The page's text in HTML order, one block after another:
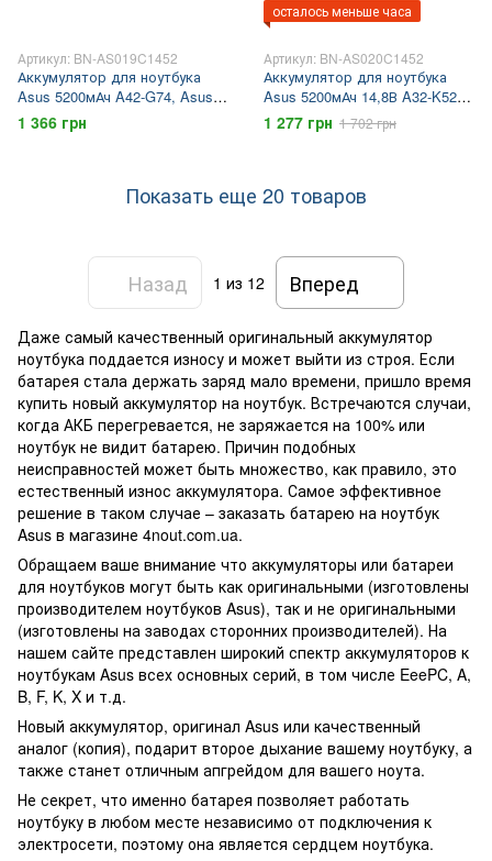
Артикул: BN-AS019C1452
Аккумулятор для ноутбука
Asus 5200мАч A42-G74, Asus
G74
1 366 грн
осталось меньше часа
Артикул: BN-AS020C1452
Аккумулятор для ноутбука
Asus 5200мАч 14,8В A32-K52,
A41-K52, A32-N82, Asus K42,
Asus K52, Asus X52
1 277 грн 1 702 грн
Показать еще 20 товаров
Назад 1 из 12 Вперед
Даже самый качественный оригинальный аккумулятор
ноутбука поддается износу и может выйти из строя. Если
батарея стала держать заряд мало времени, пришло время
купить новый аккумулятор на ноутбук. Встречаются случаи,
когда АКБ перегревается, не заряжается на 100% или
ноутбук не видит батарею. Причин подобных
неисправностей может быть множество, как правило, это
естественный износ аккумулятора. Самое эффективное
решение в таком случае – заказать батарею на ноутбук
Asus в магазине 4nout.com.ua.
Обращаем ваше внимание что аккумуляторы или батареи
для ноутбуков могут быть как оригинальными (изготовлены
производителем ноутбуков Asus), так и не оригинальными
(изготовлены на заводах сторонних производителей). На
нашем сайте представлен широкий спектр аккумуляторов к
ноутбукам Asus всех основных серий, в том числе EeePC, A,
B, F, K, X и т.д.
Новый аккумулятор, оригинал Asus или качественный
аналог (копия), подарит второе дыхание вашему ноутбуку, а
также станет отличным апгрейдом для вашего ноута.
Не секрет, что именно батарея позволяет работать
ноутбуку в любом месте независимо от подключения к
электросети, поэтому она является сердцем ноутбука.